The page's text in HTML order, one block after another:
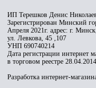
ИП Терешков Денис
Зарегистрирован Минский
Апреля 2021г. адрес: г. Минск,
ул. Левкова, 45 ,107
УНП 690740214
Дата регистрации интернет
в торговом реестре 28.04.2014
Разработка интернет-